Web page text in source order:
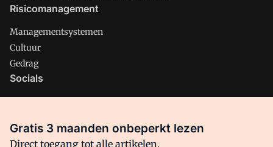
Risicomanagement
Managementsystemen
Cultuur
Gedrag
Socials
Facebook
Gratis 3 maanden onbeperkt lezen
Direct toegang tot alle artikelen,